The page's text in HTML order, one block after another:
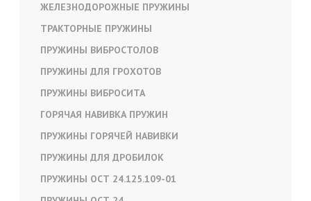
ЖЕЛЕЗНОДОРОЖНЫЕ ПРУЖИНЫ
ТРАКТОРНЫЕ ПРУЖИНЫ
ПРУЖИНЫ ВИБРОСТОЛОВ
ПРУЖИНЫ ДЛЯ ГРОХОТОВ
ПРУЖИНЫ ВИБРОСИТА
ГОРЯЧАЯ НАВИВКА ПРУЖИН
ПРУЖИНЫ ГОРЯЧЕЙ НАВИВКИ
ПРУЖИНЫ ДЛЯ ДРОБИЛОК
ПРУЖИНЫ ОСТ 24.125.109-01